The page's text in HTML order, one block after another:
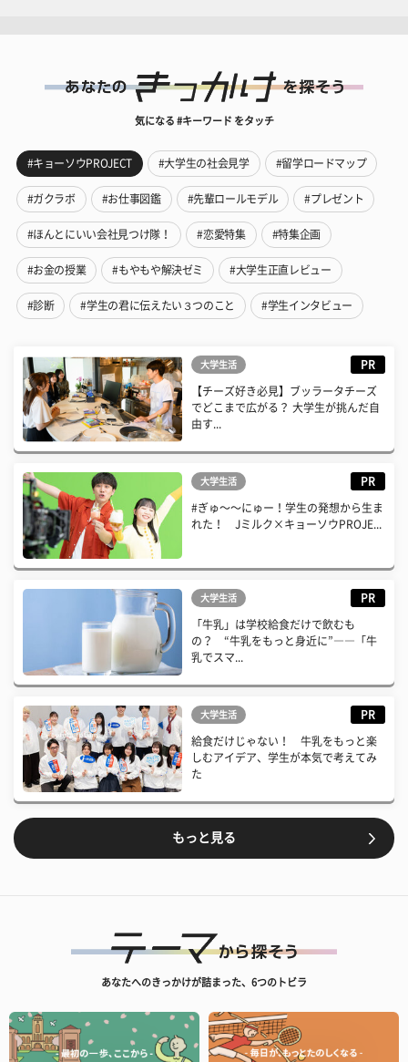
気になる #キーワード をタッチ
#キョーソウPROJECT #大学生の社会見学 #留学ロードマップ
#ガクラボ #お仕事図鑑 #先輩ロールモデル #プレゼント
#ほんとにいい会社見つけ隊！ #恋愛特集 #特集企画
#お金の授業 #もやもや解決ゼミ #大学生正直レビュー
#診断 #学生の君に伝えたい３つのこと #学生インタビュー
大学生活 PR
【チーズ好き必見】ブッラータチーズ
でどこまで広がる？ 大学生が挑んだ自
由す...
大学生活 PR
#ぎゅ〜〜にゅー！学生の発想から生ま
れた！ Jミルク×キョーソウPROJE...
大学生活 PR
「牛乳」は学校給食だけで飲むも
の？ “牛乳をもっと身近に”――「牛
乳でスマ...
大学生活 PR
給食だけじゃない！ 牛乳をもっと楽
しむアイデア、学生が本気で考えてみ
た
もっと見る
あなたへのきっかけが詰まった、6つのトビラ